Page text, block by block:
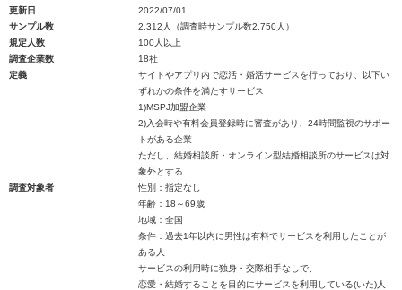
更新日
2022/07/01
サンプル数
2,312人（調査時サンプル数2,750人）
規定人数
100人以上
調査企業数
18社
定義
サイトやアプリ内で恋活・婚活サービスを行っており、以下い
ずれかの条件を満たすサービス
1)MSPJ加盟企業
2)入会時や有料会員登録時に審査があり、24時間監視のサポー
トがある企業
ただし、結婚相談所・オンライン型結婚相談所のサービスは対
象外とする
調査対象者
性別：指定なし
年齢：18～69歳
地域：全国
条件：過去1年以内に男性は有料でサービスを利用したことが
ある人
サービスの利用時に独身・交際相手なしで、
恋愛・結婚することを目的にサービスを利用している(いた)人